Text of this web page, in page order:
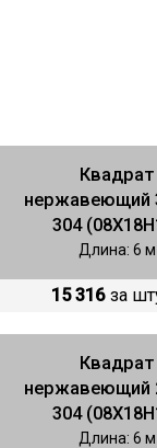
Квадрат
нержавеющий
304
Длина: 6 м
15 316 за
Квадрат
нержавеющий
304
Длина: 6 м